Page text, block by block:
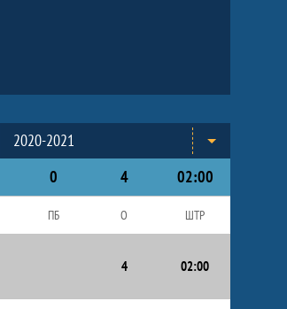
2020-2021
0 4 02:00
ПБ О ШТР
4 02:00